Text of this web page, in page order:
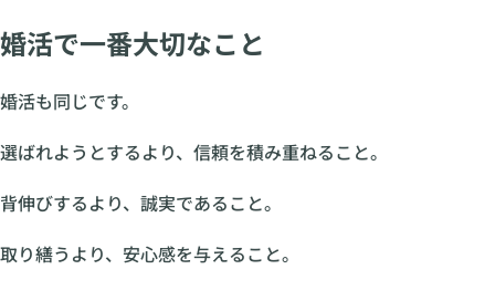
婚活で一番大切なこと
婚活も同じです。
選ばれようとするより、信頼を積み重ねること。
背伸びするより、誠実であること。
取り繕うより、安心感を与えること。